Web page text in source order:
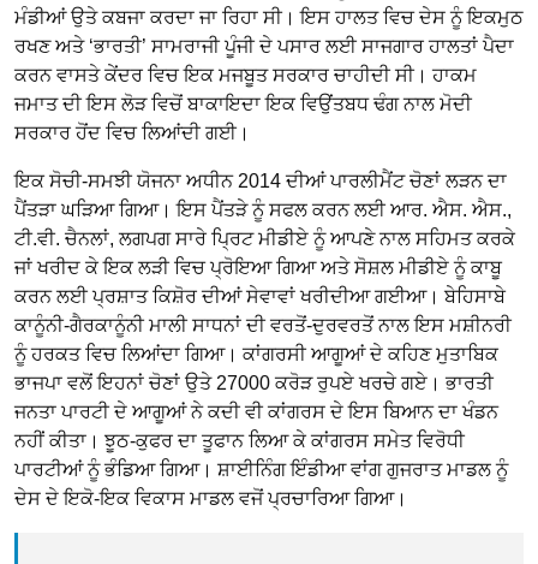
ਮੰਡੀਆਂ ਉਤੇ ਕਬਜਾ ਕਰਦਾ ਜਾ ਰਿਹਾ ਸੀ। ਇਸ ਹਾਲਤ ਵਿਚ ਦੇਸ ਨੂੰ ਇਕਮੁਠ
ਰਖਣ ਅਤੇ ‘ਭਾਰਤੀ’ ਸਾਮਰਾਜੀ ਪੂੰਜੀ ਦੇ ਪਸਾਰ ਲਈ ਸਾਜਗਾਰ ਹਾਲਤਾਂ ਪੈਦਾ
ਕਰਨ ਵਾਸਤੇ ਕੇਂਦਰ ਵਿਚ ਇਕ ਮਜਬੂਤ ਸਰਕਾਰ ਚਾਹੀਦੀ ਸੀ। ਹਾਕਮ
ਜਮਾਤ ਦੀ ਇਸ ਲੋੜ ਵਿਚੋਂ ਬਾਕਾਇਦਾ ਇਕ ਵਿਉਂਤਬਧ ਢੰਗ ਨਾਲ ਮੋਦੀ
ਸਰਕਾਰ ਹੋਂਦ ਵਿਚ ਲਿਆਂਦੀ ਗਈ।
ਇਕ ਸੋਚੀ-ਸਮਝੀ ਯੋਜਨਾ ਅਧੀਨ 2014 ਦੀਆਂ ਪਾਰਲੀਮੈਂਟ ਚੋਣਾਂ ਲੜਨ ਦਾ
ਪੈਂਤੜਾ ਘੜਿਆ ਗਿਆ। ਇਸ ਪੈਂਤੜੇ ਨੂੰ ਸਫਲ ਕਰਨ ਲਈ ਆਰ. ਐਸ. ਐਸ.,
ਟੀ.ਵੀ. ਚੈਨਲਾਂ, ਲਗਪਗ ਸਾਰੇ ਪ੍ਰਿਟ ਮੀਡੀਏ ਨੂੰ ਆਪਣੇ ਨਾਲ ਸਹਿਮਤ ਕਰਕੇ
ਜਾਂ ਖਰੀਦ ਕੇ ਇਕ ਲੜੀ ਵਿਚ ਪ੍ਰੋਇਆ ਗਿਆ ਅਤੇ ਸੋਸ਼ਲ ਮੀਡੀਏ ਨੂੰ ਕਾਬੂ
ਕਰਨ ਲਈ ਪ੍ਰਸ਼ਾਤ ਕਿਸ਼ੋਰ ਦੀਆਂ ਸੇਵਾਵਾਂ ਖਰੀਦੀਆ ਗਈਆ। ਬੇਹਿਸਾਬੇ
ਕਾਨੂੰਨੀ-ਗੈਰਕਾਨੂੰਨੀ ਮਾਲੀ ਸਾਧਨਾਂ ਦੀ ਵਰਤੋਂ-ਦੁਰਵਰਤੋਂ ਨਾਲ ਇਸ ਮਸ਼ੀਨਰੀ
ਨੂੰ ਹਰਕਤ ਵਿਚ ਲਿਆਂਦਾ ਗਿਆ। ਕਾਂਗਰਸੀ ਆਗੂਆਂ ਦੇ ਕਹਿਣ ਮੁਤਾਬਿਕ
ਭਾਜਪਾ ਵਲੋਂ ਇਹਨਾਂ ਚੋਣਾਂ ਉਤੇ 27000 ਕਰੋੜ ਰੁਪਏ ਖਰਚੇ ਗਏ। ਭਾਰਤੀ
ਜਨਤਾ ਪਾਰਟੀ ਦੇ ਆਗੂਆਂ ਨੇ ਕਦੀ ਵੀ ਕਾਂਗਰਸ ਦੇ ਇਸ ਬਿਆਨ ਦਾ ਖੰਡਨ
ਨਹੀਂ ਕੀਤਾ। ਝੂਠ-ਕੁਫਰ ਦਾ ਤੂਫਾਨ ਲਿਆ ਕੇ ਕਾਂਗਰਸ ਸਮੇਤ ਵਿਰੋਧੀ
ਪਾਰਟੀਆਂ ਨੂੰ ਭੰਡਿਆ ਗਿਆ। ਸ਼ਾਈਨਿੰਗ ਇੰਡੀਆ ਵਾਂਗ ਗੁਜਰਾਤ ਮਾਡਲ ਨੂੰ
ਦੇਸ ਦੇ ਇਕੋ-ਇਕ ਵਿਕਾਸ ਮਾਡਲ ਵਜੋਂ ਪ੍ਰਚਾਰਿਆ ਗਿਆ।